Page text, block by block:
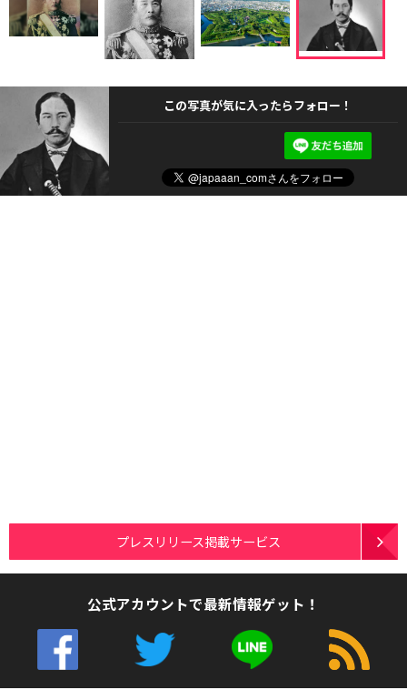
この写真が気に入ったらフォロー！
プレスリリース掲載サービス
公式アカウントで最新情報ゲット！